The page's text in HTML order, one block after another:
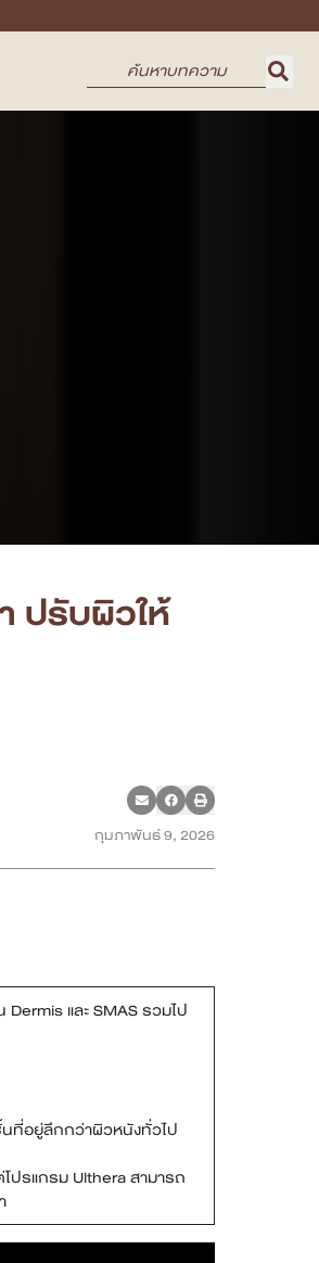
ปรับผิวให้
กุมภาพันธ์ 9, 2026
และ SMAS รวมไป
ที่อยู่ลึกกว่าผิวหนังทั่วไป
ปรแกรม Ulthera สามารถ